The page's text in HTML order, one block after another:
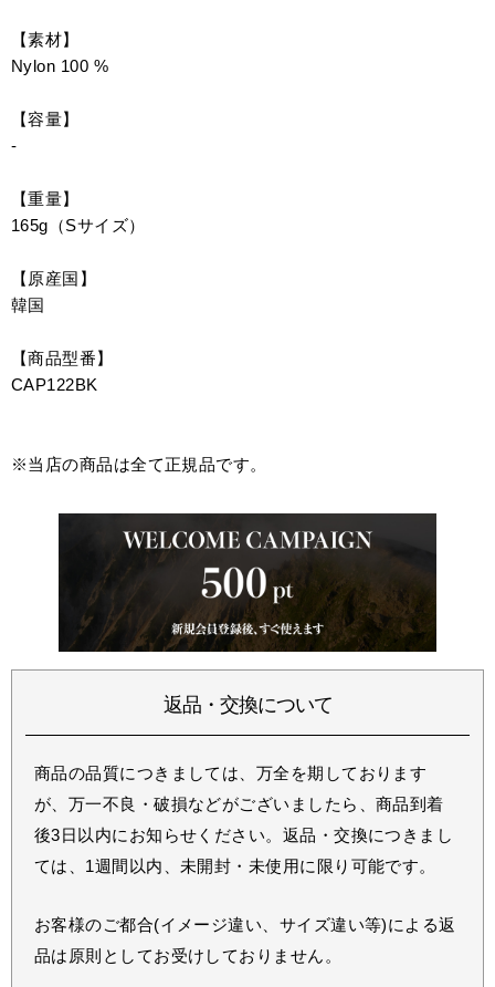
【素材】
Nylon 100 %
【容量】
-
【重量】
165g（Sサイズ）
【原産国】
韓国
【商品型番】
CAP122BK
※当店の商品は全て正規品です。
返品・交換について
商品の品質につきましては、万全を期しております
が、万一不良・破損などがございましたら、商品到着
後3日以内にお知らせください。返品・交換につきまし
ては、1週間以内、未開封・未使用に限り可能です。
お客様のご都合(イメージ違い、サイズ違い等)による返
品は原則としてお受けしておりません。